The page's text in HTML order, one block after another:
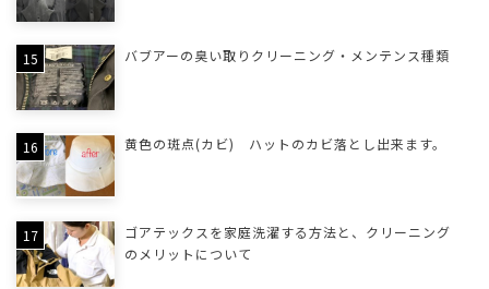
バブアーの臭い取りクリーニング・メンテンス種類
黄色の斑点(カビ) ハットのカビ落とし出来ます。
ゴアテックスを家庭洗濯する方法と、クリーニング
のメリットについて